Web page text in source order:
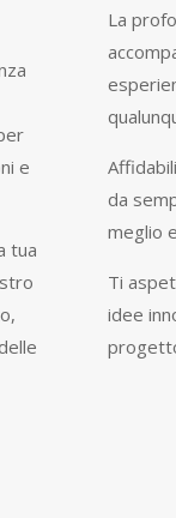
e
tua
La
da
meglio
Ti
idee